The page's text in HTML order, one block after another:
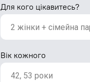
Для кого цікавитесь?
Вік кожного